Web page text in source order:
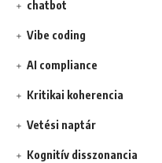
chatbot
Vibe coding
AI compliance
Kritikai koherencia
Vetési naptár
Kognitív disszonancia